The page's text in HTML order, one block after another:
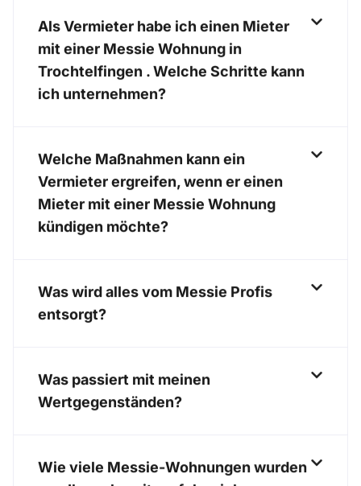
Als Vermieter habe ich einen Mieter
mit einer Messie Wohnung in
Trochtelfingen . Welche Schritte kann
ich unternehmen?
Welche Maßnahmen kann ein
Vermieter ergreifen, wenn er einen
Mieter mit einer Messie Wohnung
kündigen möchte?
Was wird alles vom Messie Profis
entsorgt?
Was passiert mit meinen
Wertgegenständen?
Wie viele Messie-Wohnungen wurden